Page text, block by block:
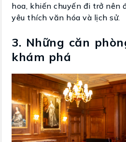
hoa, khiến chuyến đi trở nên
yêu thích văn hóa và lịch sử.
3. Những căn
khám phá